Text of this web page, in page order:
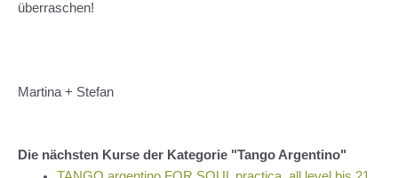
überraschen!
Martina + Stefan
Die nächsten Kurse der Kategorie "Tango Argentino"